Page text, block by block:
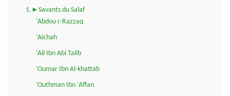
1.►Savants du Salaf
'Abdou r-Razzaq
'Aichah
'Ali Ibn Abi Talib
'Oumar Ibn Al-khattab
'Outhman Ibn 'Affan